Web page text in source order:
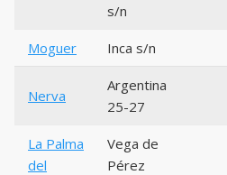
s/n
Moguer Inca s/n
Nerva
Argentina
25-27
La Palma
del
Vega de
Pérez